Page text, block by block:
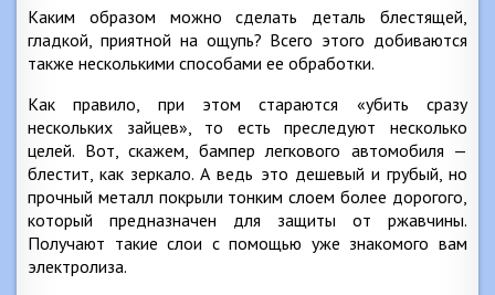
Каким образом можно сделать деталь блестящей,
гладкой, приятной на ощупь? Всего этого добиваются
также несколькими способами ее обработки.
Как правило, при этом стараются «убить сразу
нескольких зайцев», то есть преследуют несколько
целей. Вот, скажем, бампер легкового автомобиля —
блестит, как зеркало. А ведь это дешевый и грубый, но
прочный металл покрыли тонким слоем более дорогого,
который предназначен для защиты от ржавчины.
Получают такие слои с помощью уже знакомого вам
электролиза.